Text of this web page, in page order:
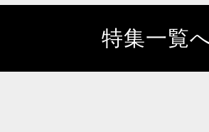
特集一覧